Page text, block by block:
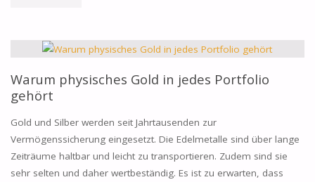
GOLDVERBOT
HEUTE
Warum physisches Gold in jedes Portfolio
gehört
Gold und Silber werden seit Jahrtausenden zur
Vermögenssicherung eingesetzt. Die Edelmetalle sind über lange
Zeiträume haltbar und leicht zu transportieren. Zudem sind sie
sehr selten und daher wertbeständig. Es ist zu erwarten, dass